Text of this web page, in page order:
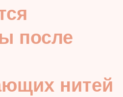
после
нитей